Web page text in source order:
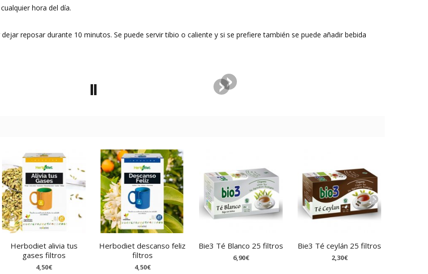
hora del día.
reposar durante 10 minutos. Se puede servir tibio o caliente y si se prefiere también se puede añadir bebida
Herbodiet alivia tus
gases filtros
4,50€
Herbodiet descanso feliz
filtros
4,50€
Bie3 Té Blanco 25 filtros
6,90€
Bie3 Té ceylán 25 filtros
2,30€